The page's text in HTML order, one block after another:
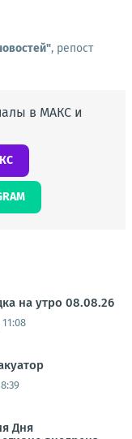
, репост
в МАКС и
на утро 08.08.26
Дня